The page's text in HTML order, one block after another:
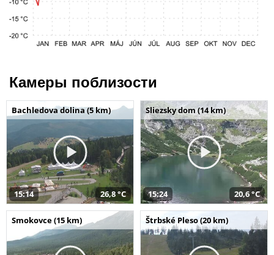
Камеры поблизости
Bachledova dolina (5 km)
15:14 26,8 °C
Sliezsky dom (14 km)
15:24 20,6 °C
Smokovce (15 km) Štrbské Pleso (20 km)